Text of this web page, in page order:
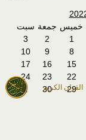
القران الكريم
خميس جمعة سبت
1
2
3
8
9
10
15
16
17
22
23
24
29
30
1